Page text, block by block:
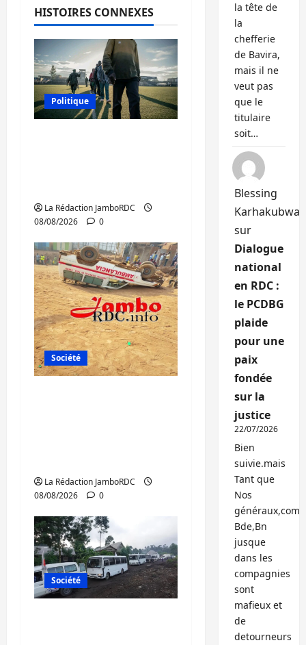
HISTOIRES CONNEXES
Politique
La Rédaction JamboRDC
08/08/2026
0
Société
La Rédaction JamboRDC
08/08/2026
0
Société
la tête de
la
chefferie
de Bavira,
mais il ne
veut pas
que le
titulaire
soit…
Blessing
Karhakubwa
sur
Dialogue
national
en RDC :
le PCDBG
plaide
pour une
paix
fondée
sur la
justice
22/07/2026
Bien
suivie.mais
Tant que
Nos
généraux,com
Bde,Bn
jusque
dans les
compagnies
sont
mafieux et
de
detourneurs